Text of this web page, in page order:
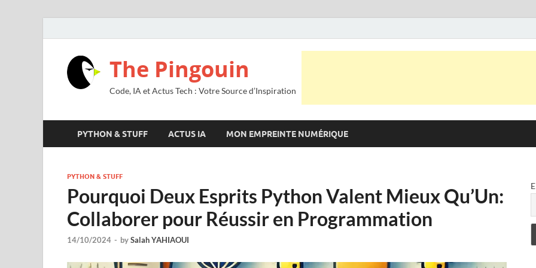
The Pingouin
Code, IA et Actus Tech : Votre Source d’Inspiration
PYTHON & STUFF ACTUS IA MON EMPREINTE NUMÉRIQUE
PYTHON & STUFF
Pourquoi Deux Esprits Python Valent Mieux Qu’Un:
Collaborer pour Réussir en Programmation
14/10/2024 - bySalah YAHIAOUI